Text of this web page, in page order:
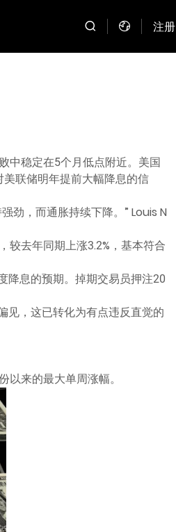
注册
中稳定在5个月低点附近。美国
联储明年提前大幅降息的信
劲，而通胀持续下降。” Louis N
较去年同期上涨3.2%，基本符合
降息的预期。掉期交易员押注20
见，这已转化为有点违反直觉的
来的最大单周涨幅。